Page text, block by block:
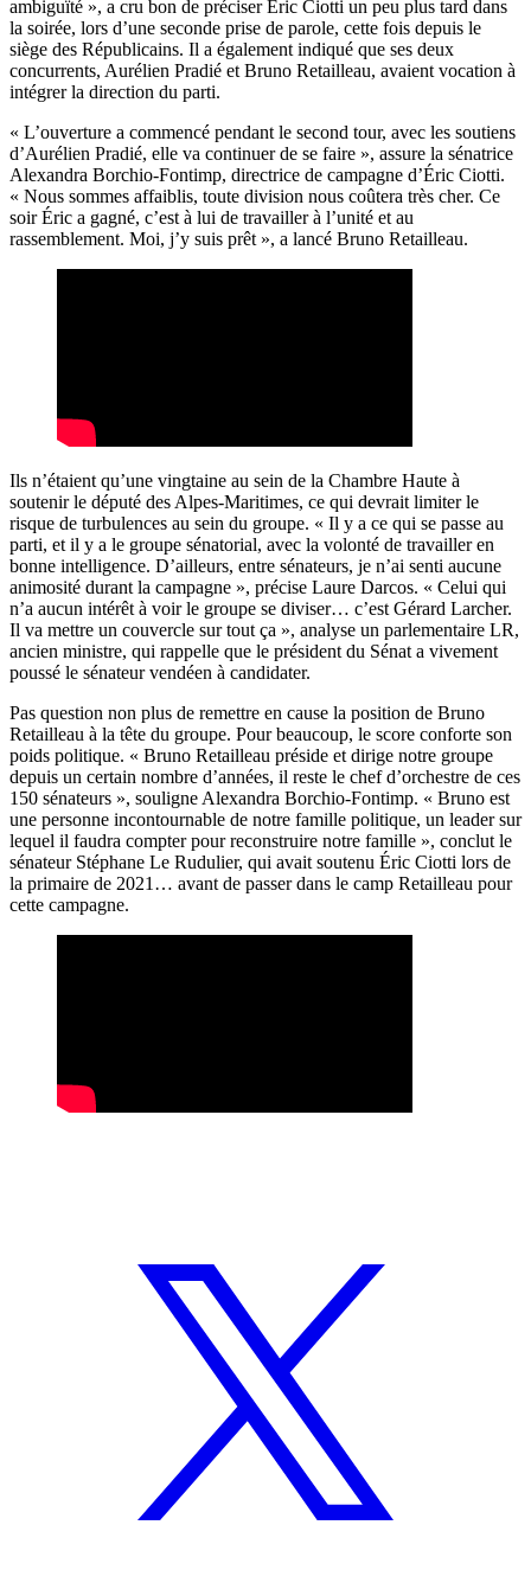
ambiguïté », a cru bon de préciser Éric Ciotti un peu plus tard dans
la soirée, lors d’une seconde prise de parole, cette fois depuis le
siège des Républicains. Il a également indiqué que ses deux
concurrents, Aurélien Pradié et Bruno Retailleau, avaient vocation à
intégrer la direction du parti.
« L’ouverture a commencé pendant le second tour, avec les soutiens
d’Aurélien Pradié, elle va continuer de se faire », assure la sénatrice
Alexandra Borchio-Fontimp, directrice de campagne d’Éric Ciotti.
« Nous sommes affaiblis, toute division nous coûtera très cher. Ce
soir Éric a gagné, c’est à lui de travailler à l’unité et au
rassemblement. Moi, j’y suis prêt », a lancé Bruno Retailleau.
Ils n’étaient qu’une vingtaine au sein de la Chambre Haute à
soutenir le député des Alpes-Maritimes, ce qui devrait limiter le
risque de turbulences au sein du groupe. « Il y a ce qui se passe au
parti, et il y a le groupe sénatorial, avec la volonté de travailler en
bonne intelligence. D’ailleurs, entre sénateurs, je n’ai senti aucune
animosité durant la campagne », précise Laure Darcos. « Celui qui
n’a aucun intérêt à voir le groupe se diviser… c’est Gérard Larcher.
Il va mettre un couvercle sur tout ça », analyse un parlementaire LR,
ancien ministre, qui rappelle que le président du Sénat a vivement
poussé le sénateur vendéen à candidater.
Pas question non plus de remettre en cause la position de Bruno
Retailleau à la tête du groupe. Pour beaucoup, le score conforte son
poids politique. « Bruno Retailleau préside et dirige notre groupe
depuis un certain nombre d’années, il reste le chef d’orchestre de ces
150 sénateurs », souligne Alexandra Borchio-Fontimp. « Bruno est
une personne incontournable de notre famille politique, un leader sur
lequel il faudra compter pour reconstruire notre famille », conclut le
sénateur Stéphane Le Rudulier, qui avait soutenu Éric Ciotti lors de
la primaire de 2021… avant de passer dans le camp Retailleau pour
cette campagne.